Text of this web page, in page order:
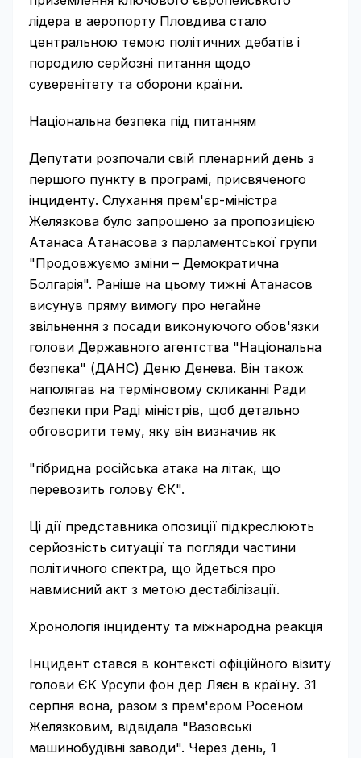
лідера в аеропорту Пловдива стало
центральною темою політичних дебатів і
породило серйозні питання щодо
суверенітету та оборони країни.
Національна безпека під питанням
Депутати розпочали свій пленарний день з
першого пункту в програмі, присвяченого
інциденту. Слухання прем'єр-міністра
Желязкова було запрошено за пропозицією
Атанаса Атанасова з парламентської групи
"Продовжуємо зміни – Демократична
Болгарія". Раніше на цьому тижні Атанасов
висунув пряму вимогу про негайне
звільнення з посади виконуючого обов'язки
голови Державного агентства "Національна
безпека" (ДАНС) Деню Денева. Він також
наполягав на терміновому скликанні Ради
безпеки при Раді міністрів, щоб детально
обговорити тему, яку він визначив як
"гібридна російська атака на літак, що
перевозить голову ЄК".
Ці дії представника опозиції підкреслюють
серйозність ситуації та погляди частини
політичного спектра, що йдеться про
навмисний акт з метою дестабілізації.
Хронологія інциденту та міжнародна реакція
Інцидент стався в контексті офіційного візиту
голови ЄК Урсули фон дер Ляєн в країну. 31
серпня вона, разом з прем'єром Росеном
Желязковим, відвідала "Вазовські
машинобудівні заводи". Через день, 1